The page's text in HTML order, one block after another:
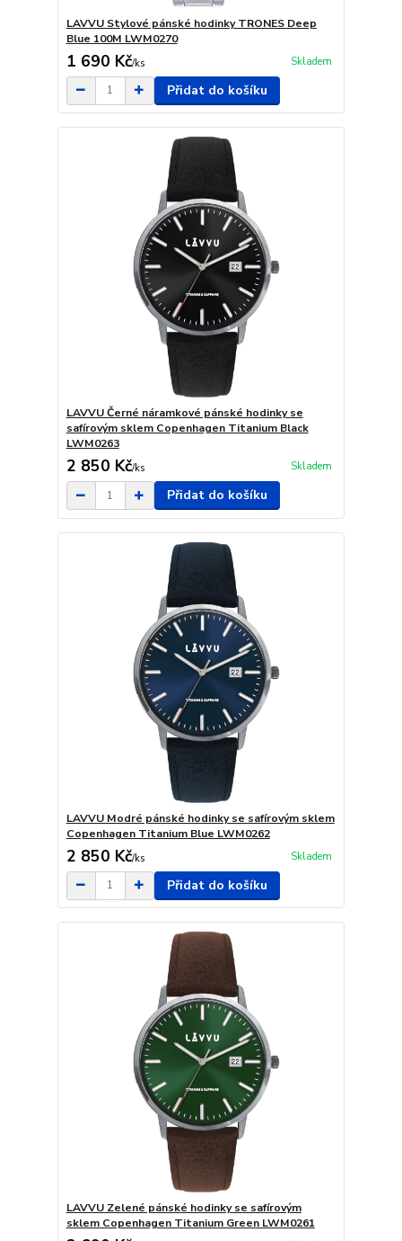
LAVVU Stylové pánské hodinky TRONES Deep
Blue 100M LWM0270
1 690 Kč/ks Skladem
Přidat do košíku
LAVVU Černé náramkové pánské hodinky se
safírovým sklem Copenhagen Titanium Black
LWM0263
2 850 Kč/ks Skladem
Přidat do košíku
LAVVU Modré pánské hodinky se safírovým sklem
Copenhagen Titanium Blue LWM0262
2 850 Kč/ks Skladem
Přidat do košíku
LAVVU Zelené pánské hodinky se safírovým
sklem Copenhagen Titanium Green LWM0261